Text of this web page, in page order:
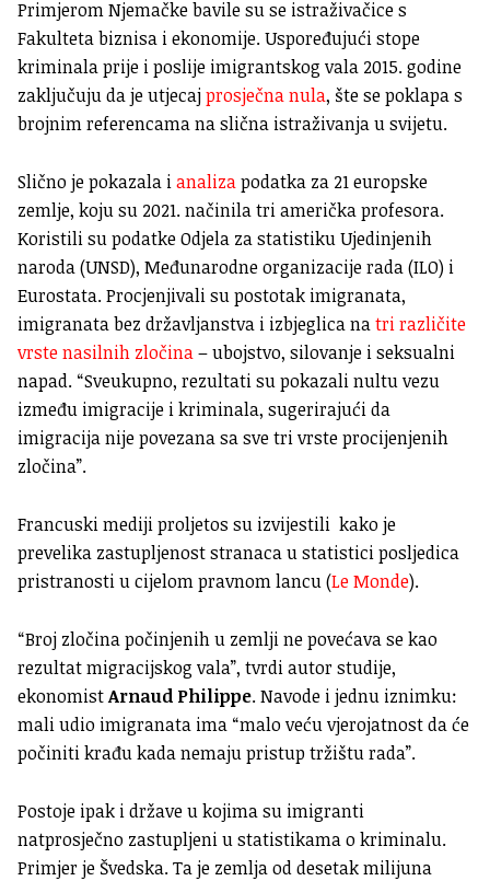
Primjerom Njemačke bavile su se istraživačice s
Fakulteta biznisa i ekonomije. Uspoređujući stope
kriminala prije i poslije imigrantskog vala 2015. godine
zaključuju da je utjecajprosječna nula, šte se poklapa s
brojnim referencama na slična istraživanja u svijetu.
Slično je pokazala ianalizapodatka za 21 europske
zemlje, koju su 2021. načinila tri američka profesora.
Koristili su podatke Odjela za statistiku Ujedinjenih
naroda (UNSD), Međunarodne organizacije rada (ILO) i
Eurostata. Procjenjivali su postotak imigranata,
imigranata bez državljanstva i izbjeglica natri različite
vrste nasilnih zločina– ubojstvo, silovanje i seksualni
napad. “Sveukupno, rezultati su pokazali nultu vezu
između imigracije i kriminala, sugerirajući da
imigracija nije povezana sa sve tri vrste procijenjenih
zločina”.
Francuski mediji proljetos su izvijestili kako je
prevelika zastupljenost stranaca u statistici posljedica
pristranosti u cijelom pravnom lancu (Le Monde).
“Broj zločina počinjenih u zemlji ne povećava se kao
rezultat migracijskog vala”, tvrdi autor studije,
ekonomistArnaud Philippe. Navode i jednu iznimku:
mali udio imigranata ima “malo veću vjerojatnost da će
počiniti krađu kada nemaju pristup tržištu rada”.
Postoje ipak i države u kojima su imigranti
natprosječno zastupljeni u statistikama o kriminalu.
Primjer je Švedska. Ta je zemlja od desetak milijuna